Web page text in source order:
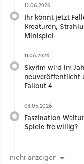
12.06.2026
Ihr könnt jetzt
Kreaturen,
Minispiel
11.06.2026
Skyrim wird im
neuveröffentlicht
Fallout 4
03.05.2026
Faszination
Spiele freiwillig?
mehr anzeigen